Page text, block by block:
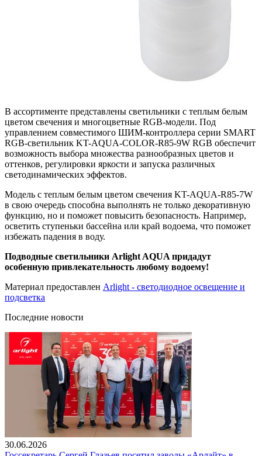
В ассортименте представлены светильники с теплым белым
цветом свечения и многоцветные RGB-модели. Под
управлением совместимого ШИМ-контроллера серии SMART
RGB-светильник KT-AQUA-COLOR-R85-9W RGB обеспечит
возможность выбора множества разнообразных цветов и
оттенков, регулировки яркости и запуска различных
светодинамических эффектов.
Модель с теплым белым цветом свечения KT-AQUA-R85-7W
в свою очередь способна выполнять не только декоративную
функцию, но и поможет повысить безопасность. Например,
осветить ступеньки бассейна или край водоема, что поможет
избежать падения в воду.
Подводные светильники Arlight AQUA придадут
особенную привлекательность любому водоему!
Материал предоставлен Arlight - светодиодное освещение и
подсветка
Последние новости
30.06.2026